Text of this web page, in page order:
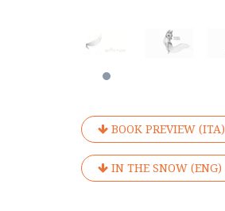
BOOK PREVIEW (ITA)
IN THE SNOW (ENG)